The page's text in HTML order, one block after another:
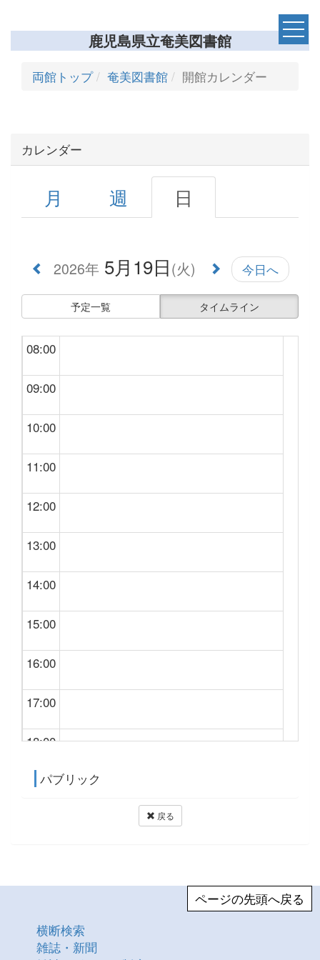
鹿児島県立奄美図書館
両館トップ 奄美図書館 開館カレンダー
カレンダー
月 週 日
2026年 5月19日(火) 今日へ
予定一覧 タイムライン
00:00
01:00
03:00
04:00
06:00
08:00
09:00
10:00
11:00
12:00
13:00
14:00
15:00
16:00
17:00
18:00
19:00
23:00
パブリック
戻る
ページの先頭へ戻る
横断検索
雑誌・新聞